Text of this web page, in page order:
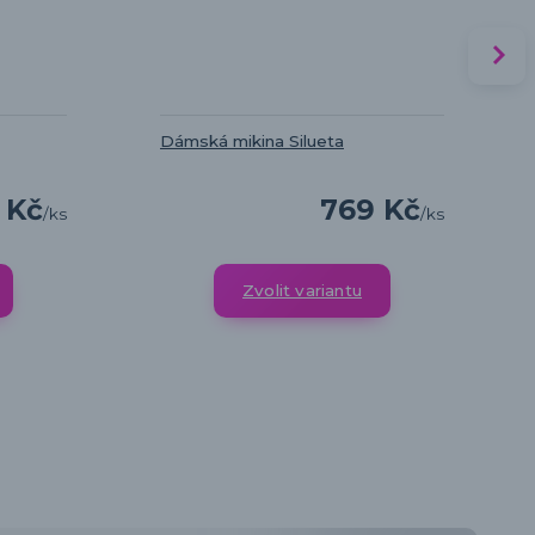
/ks
Dámská mikina Silueta
769 Kč/ks
Zvolit variantu